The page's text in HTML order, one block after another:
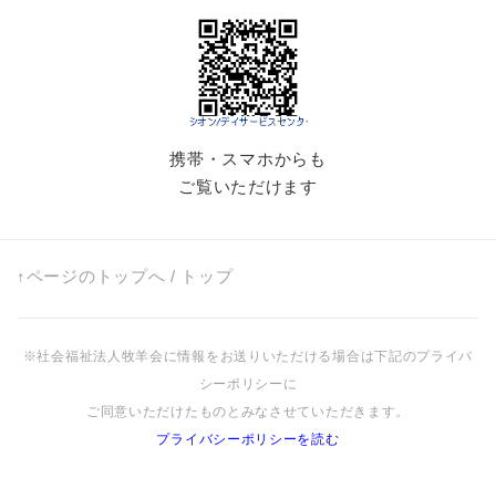
携帯・スマホからも
ご覧いただけます
↑ページのトップへ / トップ
※社会福祉法人牧羊会に情報をお送りいただける場合は下記のプライバ
シーポリシーに
ご同意いただけたものとみなさせていただきます。
プライバシーポリシーを読む